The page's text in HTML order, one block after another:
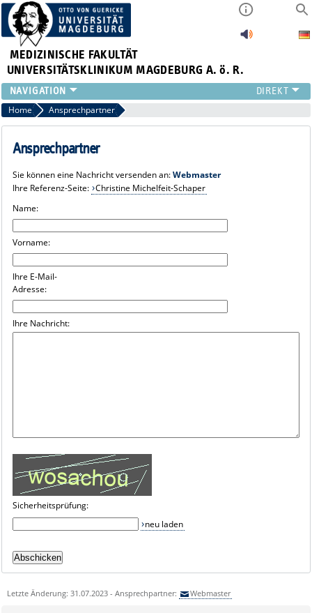
MEDIZINISCHE FAKULTÄT
UNIVERSITÄTSKLINIKUM MAGDEBURG A. ö. R.
INSTITUTE
KLINIKEN
ZENTRALE EINRICHTUNGEN
PRESSE
INTERNATIONAL
INTRANET
Home Ansprechpartner
Ansprechpartner
Sie können eine Nachricht versenden an:Webmaster
Ihre Referenz-Seite: Christine Michelfeit-Schaper
Name:
Vorname:
Ihre E-Mail-
Adresse:
Ihre Nachricht:
Sicherheitsprüfung:
neu laden
Letzte Änderung: 31.07.2023 - Ansprechpartner: Webmaster